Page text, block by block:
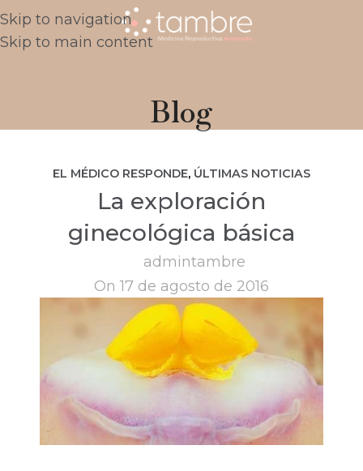
Skip to navigation
Skip to main content
Blog
EL MÉDICO RESPONDE, ÚLTIMAS NOTICIAS
La exploración
ginecológica básica
admintambre
On 17 de agosto de 2016